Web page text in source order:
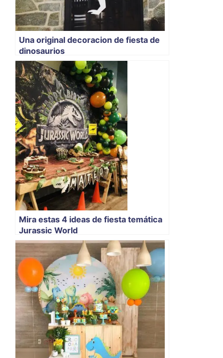
Una original decoracion de fiesta de
dinosaurios
Mira estas 4 ideas de fiesta temática
Jurassic World